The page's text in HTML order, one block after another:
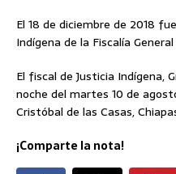
El 18 de diciembre de 2018
Indígena de la Fiscalía
El fiscal de Justicia Indígena,
noche del martes 10 de
Cristóbal de las Casas,
¡Comparte la nota!